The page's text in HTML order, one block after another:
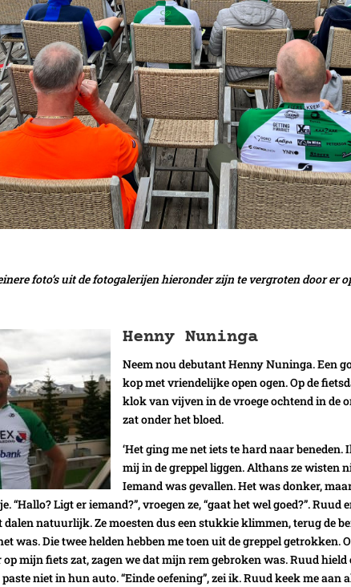
foto’s uit de fotogalerijen hieronder zijn te vergroten door er
Henny Nuninga
Neem nou debutant Henny Nuninga. Een
kop met vriendelijke open ogen. Op de
klok van vijven in de vroege ochtend in de
zat onder het bloed.
‘Het ging me net iets te hard naar beneden.
mij in de greppel liggen. Althans ze wisten
Iemand was gevallen. Het was donker,
Ligt er iemand?”, vroegen ze, “gaat het wel goed?”. Ruud
dalen natuurlijk. Ze moesten dus een stukkie klimmen, terug de
was. Die twee helden hebben me toen uit de greppel getrokken.
mijn fiets zat, zagen we dat mijn rem gebroken was. Ruud hield
niet in hun auto. “Einde oefening”, zei ik. Ruud keek me aan